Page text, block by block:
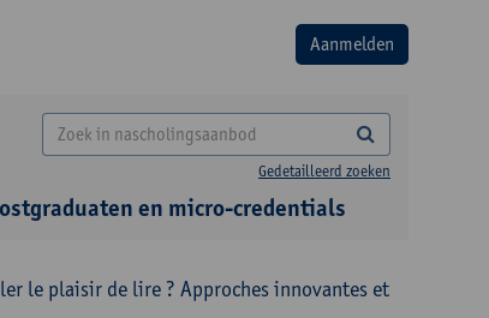
Gedetailleerd zoeken
en micro-credentials
le plaisir de lire ? Approches innovantes et